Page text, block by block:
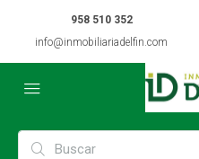
958 510 352
info@inmobiliariadelfin.com